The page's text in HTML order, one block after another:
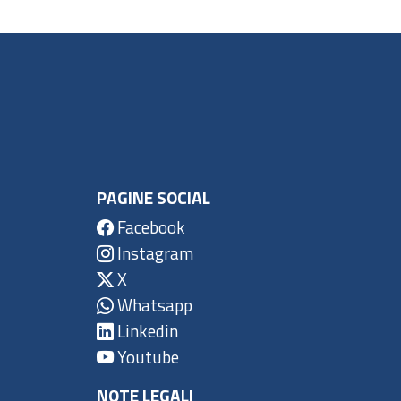
PAGINE SOCIAL
Facebook
Instagram
X
Whatsapp
Linkedin
Youtube
NOTE LEGALI